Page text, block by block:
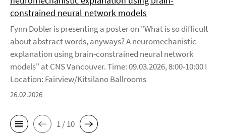
constrained neural network models
Fynn Dobler is presenting a poster on "What is so difficult
about abstract words, anyways? A neuromechanistic
explanation using brain-constrained neural network
models" at CNS Vancouver. Time: 09.03.2026, 8:00-10:00 I
Location: Fairview/Kitsilano Ballrooms
26.02.2026
1 / 10